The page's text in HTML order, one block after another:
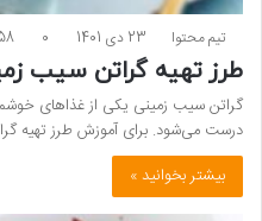
تیم محتوا 23 دی 1401 0
طرز تهیه گراتن سیب‌
گراتن سیب‌ زمینی یکی از غذاهای
درست می‌شود. برای آموزش طرز تهیه
بیشتر بخوانید »